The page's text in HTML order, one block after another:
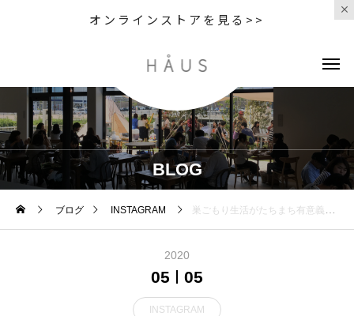
オンラインストアを見る>>
BLOG
ブログ INSTAGRAM 巣ごもり生活がたちまち有意義にHÅUSでもロングセラーのBRUNOコンパクトホットプレートを改めてご紹介します。.BRUNO屈指の人気商品として名高いコンパクトホットプレート。専用プレートはたこ焼き用とフラット仕様が2枚付いており、ご家族でホームパーティをするのに最適な仕様です。レトロ調なデザインがどのご家庭のリビングにも良く映えてくれます。.昨今ブームのパンケーキ作りを楽しむのにもおすすめです。以前から気になっていたというお客様、この機会にご家庭に一台いかがでしょうか。人気色のレッド&ホワイトをご用意してお待ちしております。.#bruno#コンパクトホットプレート#パンケーキ作り#おうち時間#stayhome #haus #haus_matsue #hausmatsue #松江カフェ #島根カフェ #松江旅行#島根旅行#松江 #島根 #山陰
2020
05 05
INSTAGRAM